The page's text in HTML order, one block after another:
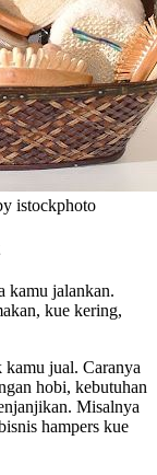
istockphoto
kamu jalankan.
kue kering,
jual. Caranya
hobi, kebutuhan
Misalnya
hampers kue